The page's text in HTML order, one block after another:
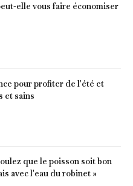
elle vous faire économiser
pour profiter de l'été et
et sains
que le poisson soit bon
avec l'eau du robinet »